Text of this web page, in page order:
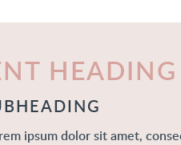
HEADING
ipsum dolor sit amet,